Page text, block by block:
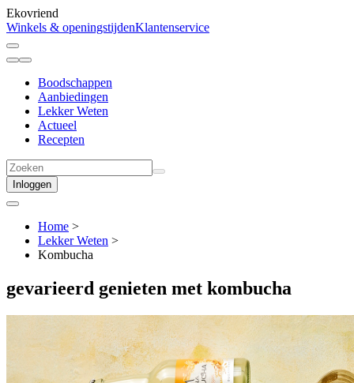
Ekovriend
Winkels & openingstijdenKlantenservice
Boodschappen
Aanbiedingen
Lekker Weten
Actueel
Recepten
Inloggen
Home >
Lekker Weten >
Kombucha
gevarieerd genieten met kombucha